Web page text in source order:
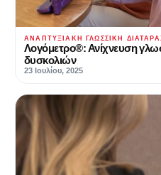
ΑΝΑΠΤΥΞΙΑΚΉ ΓΛΩΣΣΙΚΉ
Λογόμετρο®: Ανίχνευση
δυσκολιών
23 Ιουλίου, 2025